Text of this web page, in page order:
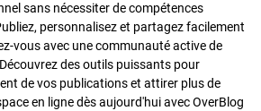
sans nécessiter de compétences
personnalisez et partagez facilement
vous avec une communauté active de
des outils puissants pour
de vos publications et attirer plus de
en ligne dès aujourd'hui avec OverBlog